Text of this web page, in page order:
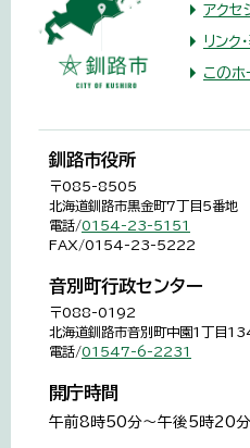
アクセ
リンク
このホ
釧路市役所
〒085-8505
北海道釧路市黒金町7丁目5番地
電話/0154-23-5151
FAX/0154-23-5222
音別町行政センター
〒088-0192
北海道釧路市音別町中園1丁目
電話/01547-6-2231
開庁時間
午前8時50分～午後5時20分